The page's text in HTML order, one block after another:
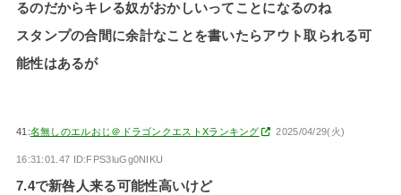
るのだからキレる奴がおかしいってことになるのね
スタンプの合間に余計なことを書いたらアウト取られる可
能性はあるが
41:名無しのエルおじ＠ドラゴンクエストXランキング 2025/04/29(火)
16:31:01.47 ID:FPS3luGg0NIKU
7.4で新咎人来る可能性高いけど